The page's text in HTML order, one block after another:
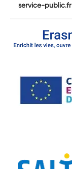
service-public.fr